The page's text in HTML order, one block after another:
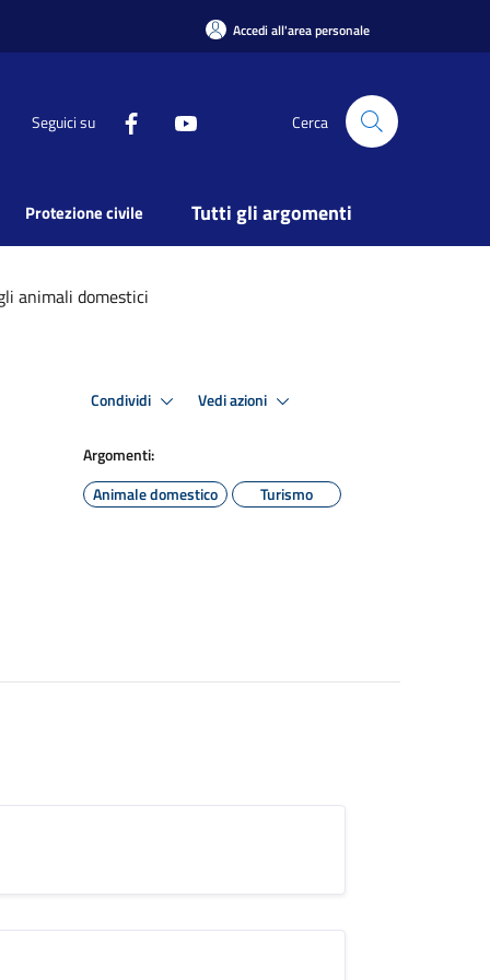
Accedi all'area personale
Seguici su Cerca
Protezione civile Tutti gli argomenti
animali domestici
Condividi Vedi azioni
Argomenti:
Animale domestico
Turismo